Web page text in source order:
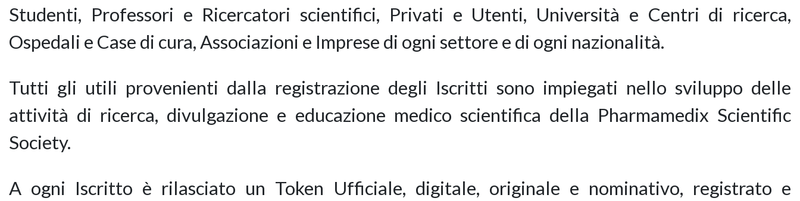
Studenti, Professori e Ricercatori scientifici, Privati e Utenti, Università e Centri di ricerca,
Ospedali e Case di cura, Associazioni e Imprese di ogni settore e di ogni nazionalità.
Tutti gli utili provenienti dalla registrazione degli Iscritti sono impiegati nello sviluppo delle
attività di ricerca, divulgazione e educazione medico scientifica della Pharmamedix Scientific
Society.
A ogni Iscritto è rilasciato un Token Ufficiale, digitale, originale e nominativo, registrato e